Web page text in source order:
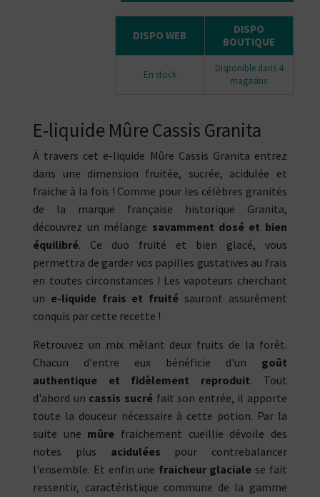
DISPO WEB
DISPO
BOUTIQUE
En stock
Disponible dans 4
magasins
E-liquide Mûre Cassis Granita
À travers cet e-liquide Mûre Cassis Granita entrez
dans une dimension fruitée, sucrée, acidulée et
fraiche à la fois ! Comme pour les célèbres granités
de la marque française historique Granita,
découvrez un mélange savamment dosé et bien
équilibré. Ce duo fruité et bien glacé, vous
permettra de garder vos papilles gustatives au frais
en toutes circonstances ! Les vapoteurs cherchant
un e-liquide frais et fruité sauront assurément
conquis par cette recette !
Retrouvez un mix mêlant deux fruits de la forêt.
Chacun d'entre eux bénéficie d'un goût
authentique et fidèlement reproduit. Tout
d'abord un cassis sucréfait son entrée, il apporte
toute la douceur nécessaire à cette potion. Par la
suite une mûre fraichement cueillie dévoile des
notes plus acidulées pour contrebalancer
l'ensemble. Et enfin une fraicheur glaciale se fait
ressentir, caractéristique commune de la gamme